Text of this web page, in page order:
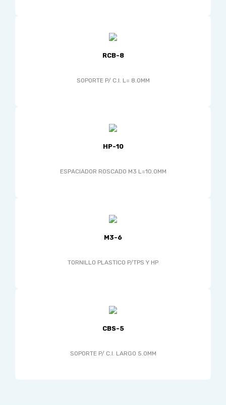
RCB-8
SOPORTE P/ C.I. L= 8.0MM
HP-10
ESPACIADOR ROSCADO M3 L=10.0MM
M3-6
TORNILLO PLASTICO P/TPS Y HP
CBS-5
SOPORTE P/ C.I. LARGO 5.0MM